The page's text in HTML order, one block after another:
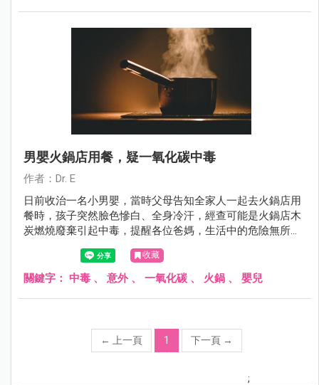
男嬰火鍋店用餐，疑一氧化碳中毒
作者：Dr. E
日前收治一名小男嬰，當時父母告知全家人一起去火鍋店用
餐時，孩子突然臉色慘白、全身冷汗，經查可能是火鍋店木
炭燃燒廢棄引起中毒，提醒各位爸媽，生活中的危險無所不
在，一定要注意外出用餐環境，減少意外發生。
收藏
關鍵字： 中毒 、 意外、 一氧化碳 、 火鍋 、 嬰兒
← 上一頁 1 下一頁 →
;